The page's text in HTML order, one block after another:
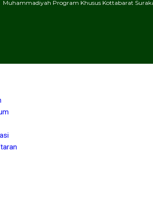
Muhammadiyah Program Khusus Kottabarat